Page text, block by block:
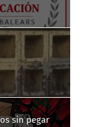
de les Illes
sin pegar